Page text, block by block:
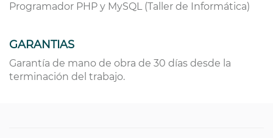
Programador PHP y MySQL (Taller de Informática)
GARANTIAS
Garantía de mano de obra de 30 días desde la
terminación del trabajo.